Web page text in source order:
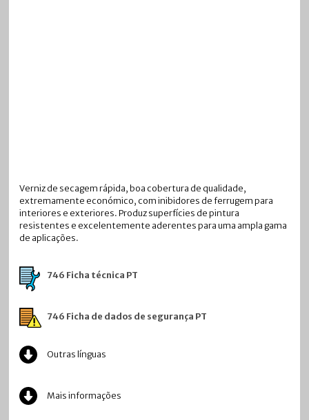
Verniz de secagem rápida, boa cobertura de qualidade,
extremamente económico, com inibidores de ferrugem para
interiores e exteriores. Produz superfícies de pintura
resistentes e excelentemente aderentes para uma ampla gama
de aplicações.
746 Ficha técnica PT
746 Ficha de dados de segurança PT
Outras línguas
Mais informações